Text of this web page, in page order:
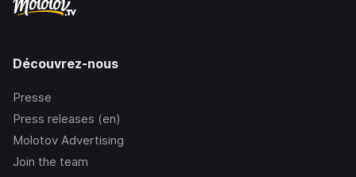
Découvrez-nous
Presse
Press releases (en)
Molotov Advertising
Join the team